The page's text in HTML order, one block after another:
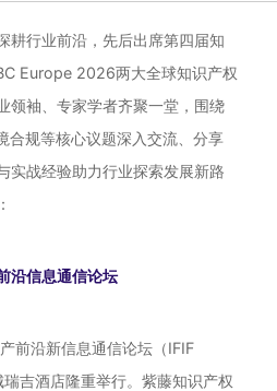
耕行业前沿，先后出席第四届知
Europe 2026两大全球知识产权
领袖、专家学者齐聚一堂，围绕
合规等核心议题深入交流、分享
实战经验助力行业探索发展新路
沿信息通信论坛
前沿新信息通信论坛（IFIF
吉酒店隆重举行。紫藤知识产权